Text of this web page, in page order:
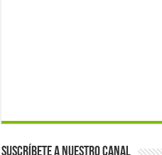
Suscríbete a nuestro canal